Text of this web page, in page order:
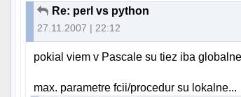
Re: perl vs python
27.11.2007 | 22:12
pokial viem v Pascale su tiez iba
max. parametre fcii/procedur su lokalne...